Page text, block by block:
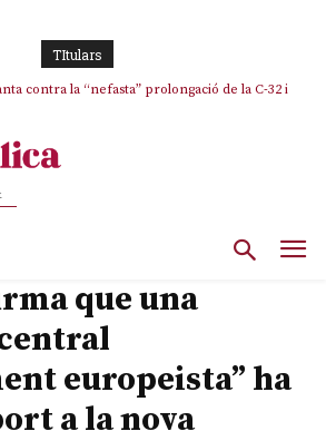
TItulars
contra la “nefasta” prolongació de la C-32 i
que una
europeista” ha
a la nova